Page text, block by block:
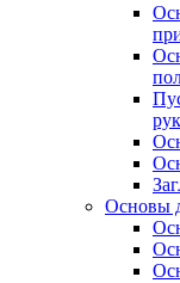
Основы